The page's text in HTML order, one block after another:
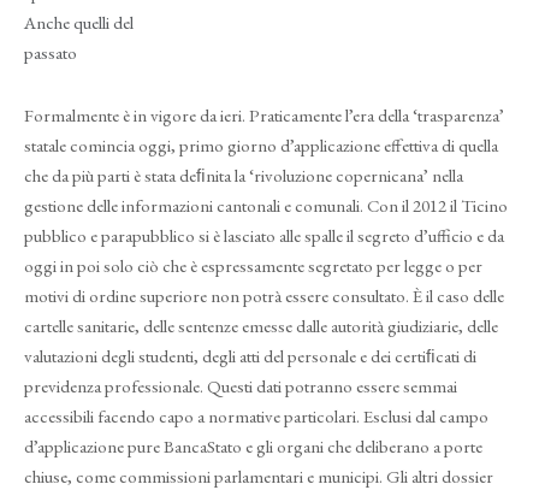
Anche quelli del
passato
Formalmente è in vigore da ieri. Praticamente l’era della ‘trasparenza’
statale comincia oggi, primo giorno d’applicazione effettiva di quella
che da più parti è stata deﬁnita la ‘rivoluzione copernicana’ nella
gestione delle informazioni cantonali e comunali. Con il 2012 il Ticino
pubblico e parapubblico si è lasciato alle spalle il segreto d’ufficio e da
oggi in poi solo ciò che è espressamente segretato per legge o per
motivi di ordine superiore non potrà essere consultato. È il caso delle
cartelle sanitarie, delle sentenze emesse dalle autorità giudiziarie, delle
valutazioni degli studenti, degli atti del personale e dei certiﬁcati di
previdenza professionale. Questi dati potranno essere semmai
accessibili facendo capo a normative particolari. Esclusi dal campo
d’applicazione pure BancaStato e gli organi che deliberano a porte
chiuse, come commissioni parlamentari e municipi. Gli altri dossier